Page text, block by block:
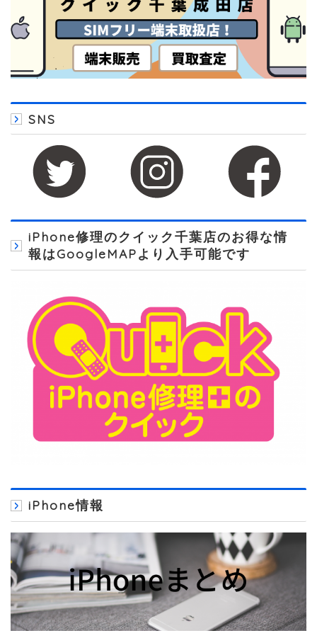
SNS
iPhone修理のクイック千葉店のお得な情
報はGoogleMAPより入手可能です
iPhone情報